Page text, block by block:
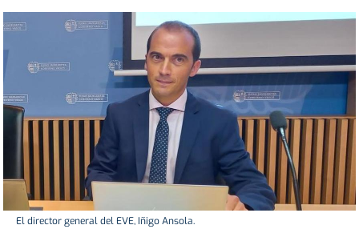
El director general del EVE, Iñigo Ansola.